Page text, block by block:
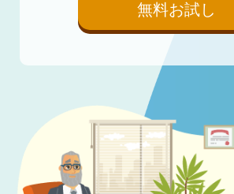
無料お試し